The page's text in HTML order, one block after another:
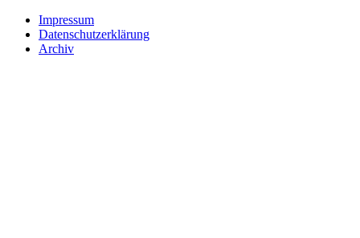
Impressum
Datenschutzerklärung
Archiv